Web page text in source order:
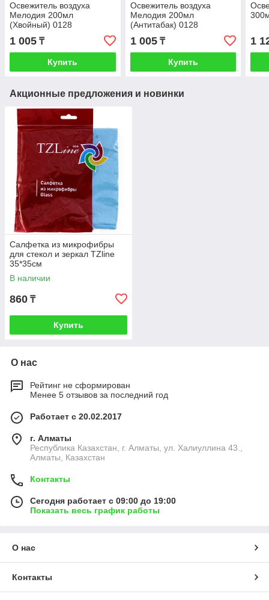
Освежитель воздуха
Мелодия 200мл
(Хвойный) 0128
46001714137
1 005 ₸
Купить
Освежитель воздуха
Мелодия 200мл
(Антитабак) 0128
1 005₸
Купить
1
Акционные предложения и новинки
Салфетка из микрофибры
для стекол и зеркал TZline
35*35см
В наличии
860 ₸
Купить
О нас
Рейтинг не сформирован
Менее 5 отзывов за последний год
Работает с 20.02.2017
г. Алматы
Республика Казахстан, г. Алматы, ул. Халиуллина 43.,
Алматы, Казахстан
Контакты
Сегодня работает с 09:00 до 19:00
Показать весь график работы
О нас
Контакты